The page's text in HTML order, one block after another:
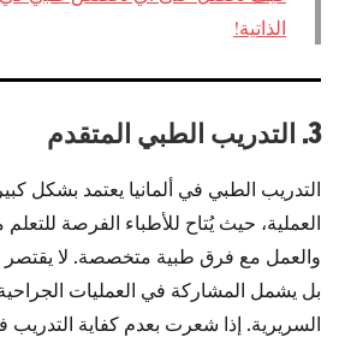
الذاتية!
3. التدريب الطبي المتقدم
التدريب الطبي في ألمانيا يعتمد بشكل
العملية، حيث يُتاح للأطباء الفرصة
والعمل مع فرق طبية متخصصة. لا يقتصر
بل يشمل المشاركة في العمليات
السريرية. إذا شعرت بعدم كفاية